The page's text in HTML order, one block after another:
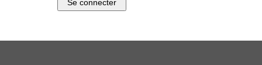
Se connecter